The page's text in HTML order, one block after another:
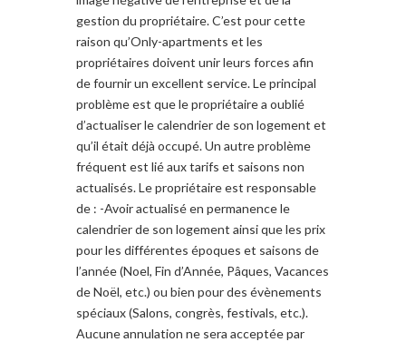
gestion du propriétaire. C’est pour cette
raison qu’Only-apartments et les
propriétaires doivent unir leurs forces afin
de fournir un excellent service. Le principal
problème est que le propriétaire a oublié
d’actualiser le calendrier de son logement et
qu’il était déjà occupé. Un autre problème
fréquent est lié aux tarifs et saisons non
actualisés. Le propriétaire est responsable
de : -Avoir actualisé en permanence le
calendrier de son logement ainsi que les prix
pour les différentes époques et saisons de
l’année (Noel, Fin d’Année, Pâques, Vacances
de Noël, etc.) ou bien pour des évènements
spéciaux (Salons, congrès, festivals, etc.).
Aucune annulation ne sera acceptée par